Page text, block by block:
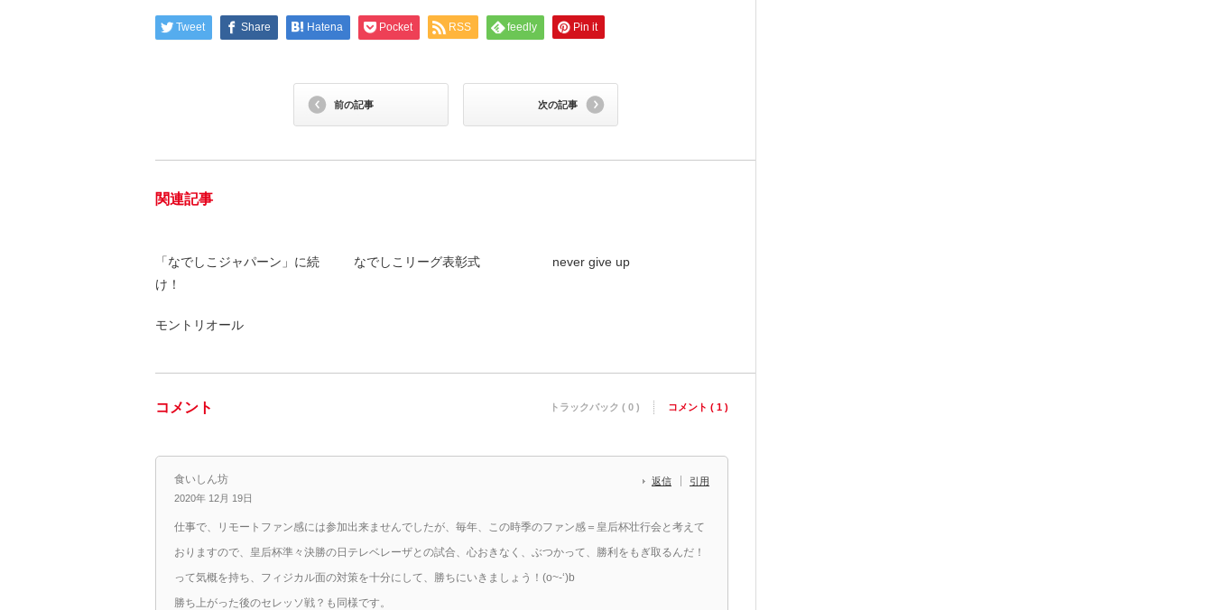
Tweet Share Hatena Pocket RSS feedly Pin it
前の記事 次の記事
関連記事
「なでしこジャパーン」に続
け！
なでしこリーグ表彰式 never give up
モントリオール
コメント トラックバック ( 0 ) コメント ( 1 )
食いしん坊
2020年 12月 19日
返信 引用
仕事で、リモートファン感には参加出来ませんでしたが、毎年、この時季のファン感＝皇后杯壮行会と考えて
おりますので、皇后杯準々決勝の日テレベレーザとの試合、心おきなく、ぶつかって、勝利をもぎ取るんだ！
って気概を持ち、フィジカル面の対策を十分にして、勝ちにいきましょう！(o~-‘)b
勝ち上がった後のセレッソ戦？も同様です。